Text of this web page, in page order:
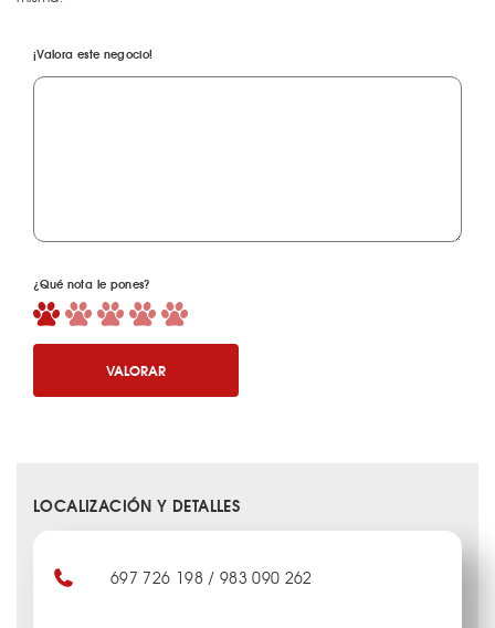
¡Valora este negocio!
¿Qué nota le pones?
VALORAR
LOCALIZACIÓN Y DETALLES
697 726 198 / 983 090 262